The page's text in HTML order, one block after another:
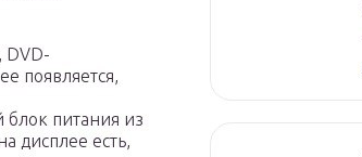
DVD-
появляется,
блок питания из
дисплее есть,